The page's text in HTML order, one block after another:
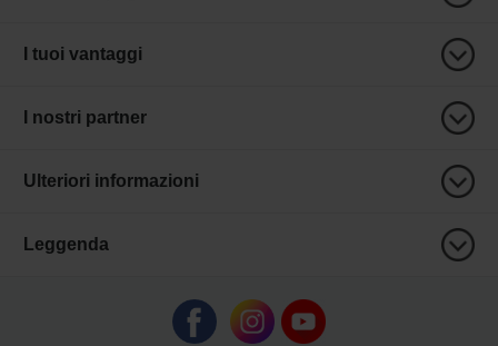
I tuoi vantaggi
I nostri partner
Ulteriori informazioni
Leggenda